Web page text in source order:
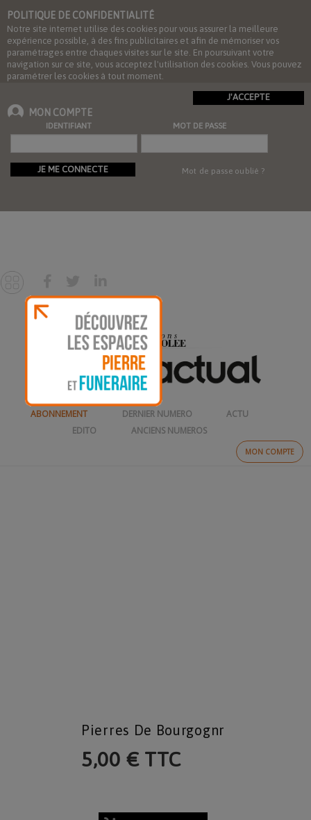
POLITIQUE DE CONFIDENTIALITÉ
Notre site internet utilise des cookies pour vous assurer la meilleure
expérience possible, à des fins publicitaires et afin de mémoriser vos
paramétrages entre chaques visites sur le site. En poursuivant votre
navigation sur ce site, vous acceptez l'utilisation des cookies. Vous pouvez
paramétrer les cookies à tout moment.
J'ACCEPTE
MON COMPTE
IDENTIFIANT MOT DE PASSE
JE ME CONNECTE Mot de passe oublié ?
MON COMPTE
ABONNEMENT DERNIER NUMERO
ACTU
EDITO
ANCIENS NUMEROS
Pierres De Bourgognr
5,00 € TTC